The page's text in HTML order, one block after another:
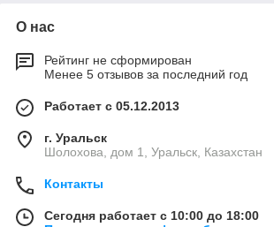
О нас
Рейтинг не сформирован
Менее 5 отзывов за последний год
Работает с 05.12.2013
г. Уральск
Шолохова, дом 1, Уральск, Казахстан
Контакты
Сегодня работает с 10:00 до 18:00